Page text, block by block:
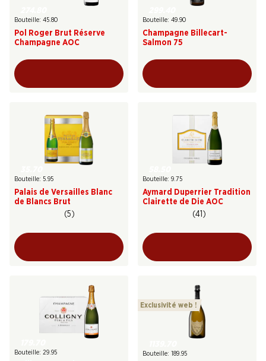
Bouteille: 45.80
Pol Roger Brut Réserve
Champagne AOC
Bouteille: 49.90
Champagne Billecart-
Salmon 75
Bouteille: 5.95
Palais de Versailles Blanc
de Blancs Brut
(5)
Bouteille: 9.75
Aymard Duperrier Tradition
Clairette de Die AOC
(41)
Bouteille: 29.95
Exclusivité web !
Bouteille: 189.95